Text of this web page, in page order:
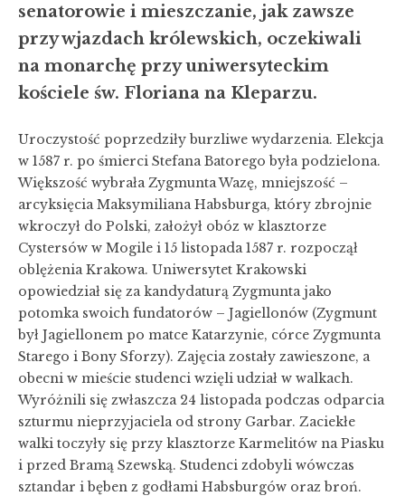
senatorowie i mieszczanie, jak zawsze
przy wjazdach królewskich, oczekiwali
na monarchę przy uniwersyteckim
kościele św. Floriana na Kleparzu.
Uroczystość poprzedziły burzliwe wydarzenia. Elekcja
w 1587 r. po śmierci Stefana Batorego była podzielona.
Większość wybrała Zygmunta Wazę, mniejszość –
arcyksięcia Maksymiliana Habsburga, który zbrojnie
wkroczył do Polski, założył obóz w klasztorze
Cystersów w Mogile i 15 listopada 1587 r. rozpoczął
oblężenia Krakowa. Uniwersytet Krakowski
opowiedział się za kandydaturą Zygmunta jako
potomka swoich fundatorów – Jagiellonów (Zygmunt
był Jagiellonem po matce Katarzynie, córce Zygmunta
Starego i Bony Sforzy). Zajęcia zostały zawieszone, a
obecni w mieście studenci wzięli udział w walkach.
Wyróżnili się zwłaszcza 24 listopada podczas odparcia
szturmu nieprzyjaciela od strony Garbar. Zaciekłe
walki toczyły się przy klasztorze Karmelitów na Piasku
i przed Bramą Szewską. Studenci zdobyli wówczas
sztandar i bęben z godłami Habsburgów oraz broń.